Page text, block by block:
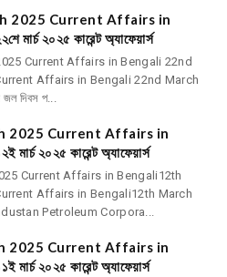
2025 Current Affairs in
২০২৫ কারেন্ট অ্যাফেয়ার্স
Current Affairs in Bengali 22nd
Affairs in Bengali 22nd March
দিবস প...
2025 Current Affairs in
২০২৫ কারেন্ট অ্যাফেয়ার্স
Current Affairs in Bengali12th
Affairs in Bengali12th March
Petroleum Corpora...
2025 Current Affairs in
২০২৫ কারেন্ট অ্যাফেয়ার্স